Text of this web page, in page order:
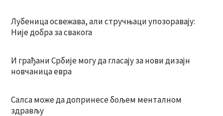
Лубеница освежава, али стручњаци упозоравају:
Није добра за свакога
И грађани Србије могу да гласају за нови дизајн
новчаница евра
Салса може да допринесе бољем менталном
здрављу